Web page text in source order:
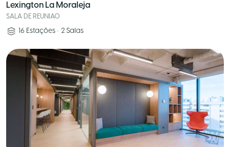
Lexington La Moraleja
SALA DE REUNIAO
16 Estações • 2 Salas